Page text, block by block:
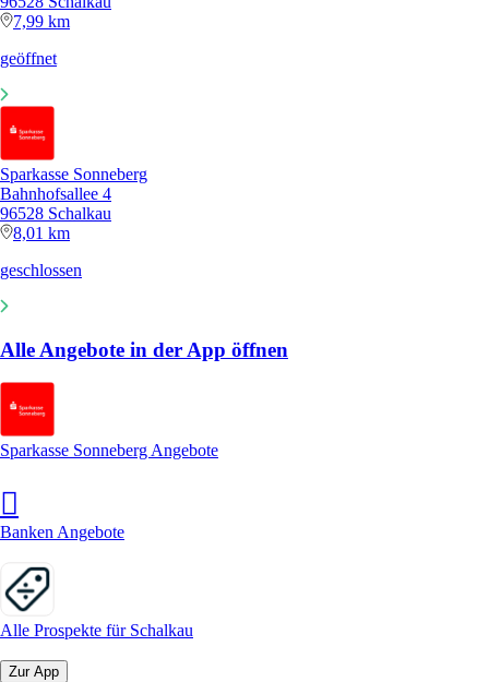
7,99 km
geöffnet
Sparkasse Sonneberg
Bahnhofsallee 4
96528 Schalkau
8,01 km
geschlossen
Alle Angebote in der App öffnen
Sparkasse Sonneberg Angebote
Banken Angebote
Alle Prospekte für Schalkau
Zur App